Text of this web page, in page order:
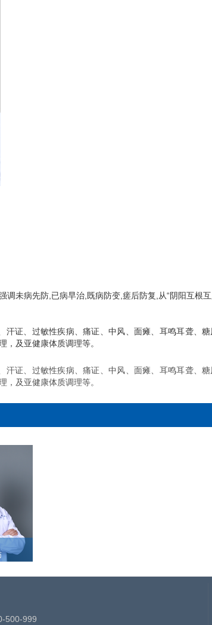
未病先防,已病早治,既病防变,瘥后防复,从“阴阳互根
证、过敏性疾病、痛证、中风、面瘫、耳鸣耳聋、糖
及亚健康体质调理等。
证、过敏性疾病、痛证、中风、面瘫、耳鸣耳聋、糖
及亚健康体质调理等。
500-999